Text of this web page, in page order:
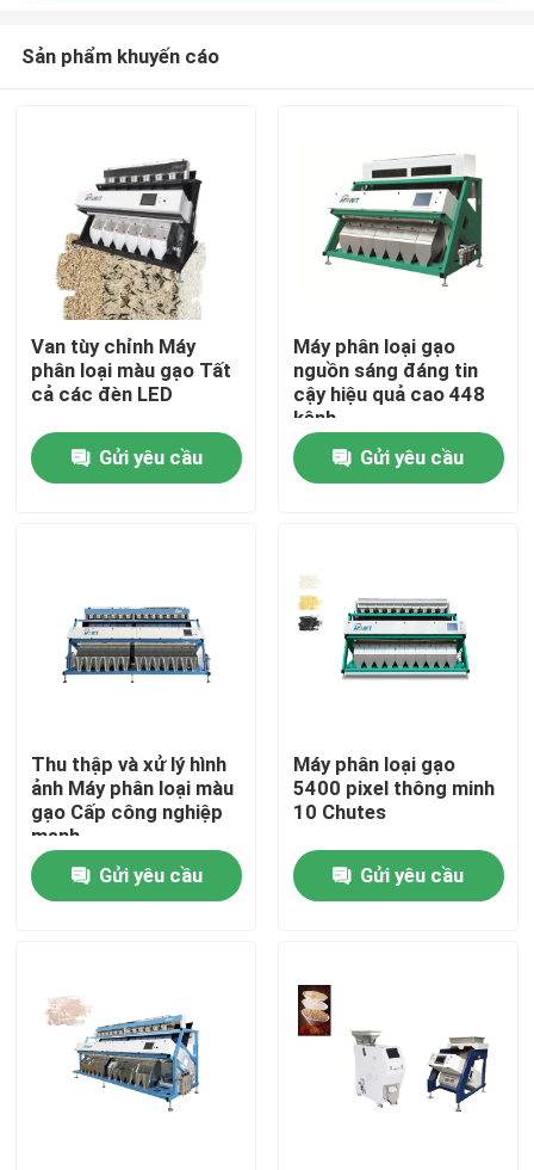
Trang Chủ
Về chúng tôi
Kiểm soát chất lượng
Liên hệ chúng tôi
Yêu cầu báo giá
máy phân loại màu gạo
Sản phẩm khuyến cáo
Van tùy chỉnh Máy
phân loại màu gạo Tất
cả các đèn LED
Gửi yêu cầu
Máy phân loại gạo
nguồn sáng đáng tin
cậy hiệu quả cao 448
kênh
Gửi yêu cầu
Thu thập và xử lý hình
ảnh Máy phân loại màu
gạo Cấp công nghiệp
mạnh
Gửi yêu cầu
Máy phân loại gạo
5400 pixel thông minh
10 Chutes
Gửi yêu cầu